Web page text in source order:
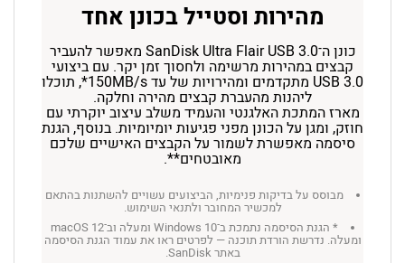
מהירות וסטייל בכונן אחד
כונן ה־SanDisk Ultra Flair USB 3.0 מאפשר להעביר
קבצים במהירות מרשימה ולחסוך זמן יקר. עם ביצועי
USB 3.0 מתקדמים ומהירויות של עד 150MB/s*, תוכלו
ליהנות מהעברת קבצים מהירה וחלקה.
מארז המתכת האלגנטי והעמיד משלב עיצוב יוקרתי עם
חוזק, ומגן על הכונן מפני פגיעות יומיומיות. בנוסף, הגנת
סיסמה מאפשרת לשמור על הקבצים האישיים שלכם
מאובטחים**.
מבוסס על בדיקות פנימיות, הביצועים עשויים להשתנות בהתאם
למכשיר המחובר ולתנאי השימוש.
* הגנת הסיסמה נתמכת ב־Windows 10 ומעלה וב־macOS 12
ומעלה. נדרשת הורדת תוכנה — לפרטים ראו את עמוד הגנת הסיסמה
באתר SanDisk.